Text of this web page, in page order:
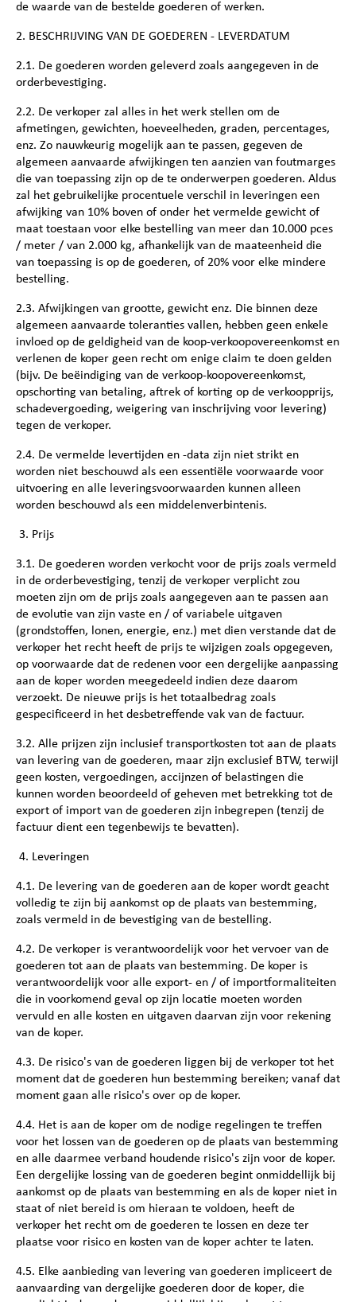
de waarde van de bestelde goederen of werken.
2. BESCHRIJVING VAN DE GOEDEREN ‐ LEVERDATUM
2.1. De goederen worden geleverd zoals aangegeven in de
orderbevestiging.
2.2. De verkoper zal alles in het werk stellen om de
afmetingen, gewichten, hoeveelheden, graden, percentages,
enz. Zo nauwkeurig mogelijk aan te passen, gegeven de
algemeen aanvaarde afwijkingen ten aanzien van foutmarges
die van toepassing zijn op de te onderwerpen goederen. Aldus
zal het gebruikelijke procentuele verschil in leveringen een
afwijking van 10% boven of onder het vermelde gewicht of
maat toestaan voor elke bestelling van meer dan 10.000 pces
/ meter / van 2.000 kg, afhankelijk van de maateenheid die
van toepassing is op de goederen, of 20% voor elke mindere
bestelling.
2.3. Afwijkingen van grootte, gewicht enz. Die binnen deze
algemeen aanvaarde toleranties vallen, hebben geen enkele
invloed op de geldigheid van de koop-verkoopovereenkomst en
verlenen de koper geen recht om enige claim te doen gelden
(bijv. De beëindiging van de verkoop-koopovereenkomst,
opschorting van betaling, aftrek of korting op de verkoopprijs,
schadevergoeding, weigering van inschrijving voor levering)
tegen de verkoper.
2.4. De vermelde levertijden en -data zijn niet strikt en
worden niet beschouwd als een essentiële voorwaarde voor
uitvoering en alle leveringsvoorwaarden kunnen alleen
worden beschouwd als een middelenverbintenis.
3. Prijs
3.1. De goederen worden verkocht voor de prijs zoals vermeld
in de orderbevestiging, tenzij de verkoper verplicht zou
moeten zijn om de prijs zoals aangegeven aan te passen aan
de evolutie van zijn vaste en / of variabele uitgaven
(grondstoffen, lonen, energie, enz.) met dien verstande dat de
verkoper het recht heeft de prijs te wijzigen zoals opgegeven,
op voorwaarde dat de redenen voor een dergelijke aanpassing
aan de koper worden meegedeeld indien deze daarom
verzoekt. De nieuwe prijs is het totaalbedrag zoals
gespecificeerd in het desbetreffende vak van de factuur.
3.2. Alle prijzen zijn inclusief transportkosten tot aan de plaats
van levering van de goederen, maar zijn exclusief BTW, terwijl
geen kosten, vergoedingen, accijnzen of belastingen die
kunnen worden beoordeeld of geheven met betrekking tot de
export of import van de goederen zijn inbegrepen (tenzij de
factuur dient een tegenbewijs te bevatten).
4. Leveringen
4.1. De levering van de goederen aan de koper wordt geacht
volledig te zijn bij aankomst op de plaats van bestemming,
zoals vermeld in de bevestiging van de bestelling.
4.2. De verkoper is verantwoordelijk voor het vervoer van de
goederen tot aan de plaats van bestemming. De koper is
verantwoordelijk voor alle export- en / of importformaliteiten
die in voorkomend geval op zijn locatie moeten worden
vervuld en alle kosten en uitgaven daarvan zijn voor rekening
van de koper.
4.3. De risico's van de goederen liggen bij de verkoper tot het
moment dat de goederen hun bestemming bereiken; vanaf dat
moment gaan alle risico's over op de koper.
4.4. Het is aan de koper om de nodige regelingen te treffen
voor het lossen van de goederen op de plaats van bestemming
en alle daarmee verband houdende risico's zijn voor de koper.
Een dergelijke lossing van de goederen begint onmiddellijk bij
aankomst op de plaats van bestemming en als de koper niet in
staat of niet bereid is om hieraan te voldoen, heeft de
verkoper het recht om de goederen te lossen en deze ter
plaatse voor risico en kosten van de koper achter te laten.
4.5. Elke aanbieding van levering van goederen impliceert de
aanvaarding van dergelijke goederen door de koper, die